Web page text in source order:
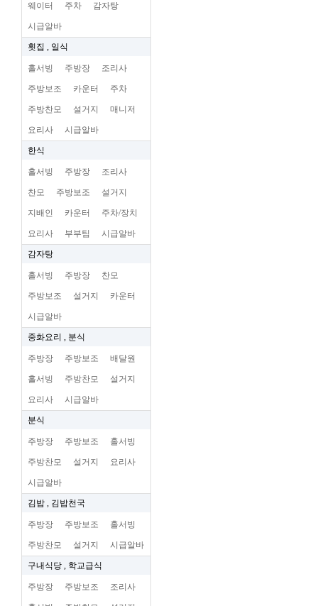
웨이터 주차 감자탕
시급알바
횟집 , 일식
홀서빙 주방장 조리사
주방보조 카운터 주차
주방찬모 설거지 매니저
요리사 시급알바
한식
홀서빙 주방장 조리사
찬모 주방보조 설거지
지배인 카운터 주차/장치
요리사 부부팀 시급알바
감자탕
홀서빙 주방장 찬모
주방보조 설거지 카운터
시급알바
중화요리 , 분식
주방장 주방보조 배달원
홀서빙 주방찬모 설거지
요리사 시급알바
분식
주방장 주방보조 홀서빙
주방찬모 설거지 요리사
시급알바
김밥 , 김밥천국
주방장 주방보조 홀서빙
주방찬모 설거지 시급알바
구내식당 , 학교급식
주방장 주방보조 조리사